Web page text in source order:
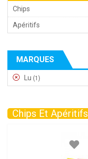
Chips
Apéritifs
MARQUES
Lu (1)
Chips Et Apéritifs